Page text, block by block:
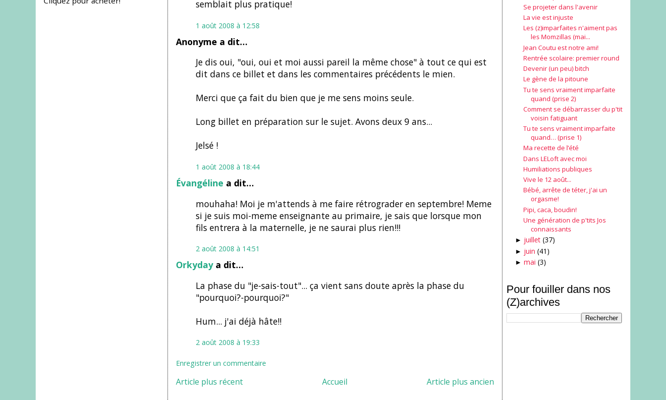
semblait plus pratique!
1 août 2008 à 12:58
Anonyme a dit…
Je dis oui, "oui, oui et moi aussi pareil la même chose" à tout ce qui est
dit dans ce billet et dans les commentaires précédents le mien.
Merci que ça fait du bien que je me sens moins seule.
Long billet en préparation sur le sujet. Avons deux 9 ans...
Jelsé !
1 août 2008 à 18:44
Évangéline a dit…
mouhaha! Moi je m'attends à me faire rétrograder en septembre! Meme
si je suis moi-meme enseignante au primaire, je sais que lorsque mon
fils entrera à la maternelle, je ne saurai plus rien!!!
2 août 2008 à 14:51
Orkydaya dit…
La phase du "je-sais-tout"... ça vient sans doute après la phase du
"pourquoi?-pourquoi?"
Hum... j'ai déjà hâte!!
2 août 2008 à 19:33
Enregistrer un commentaire
Article plus récent Article plus ancien
Accueil
Se projeter dans l'avenir
La vie est injuste
Les (z)imparfaites n'aiment pas
les Momzillas (mai...
Jean Coutu est notre ami!
Rentrée scolaire: premier round
Devenir (un peu) bitch
Le gène de la pitoune
Tu te sens vraiment imparfaite
quand (prise 2)
Comment se débarrasser du p'tit
voisin fatiguant
Tu te sens vraiment imparfaite
quand… (prise 1)
Ma recette de l’été
Dans LELoft avec moi
Humiliations publiques
Vive le 12 août...
Bébé, arrête de téter, j'ai un
orgasme!
Pipi, caca, boudin!
Une génération de p'tits Jos
connaissants
► juillet (37)
► juin (41)
► mai (3)
Pour fouiller dans nos
(Z)archives